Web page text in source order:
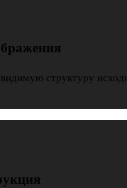
структуру